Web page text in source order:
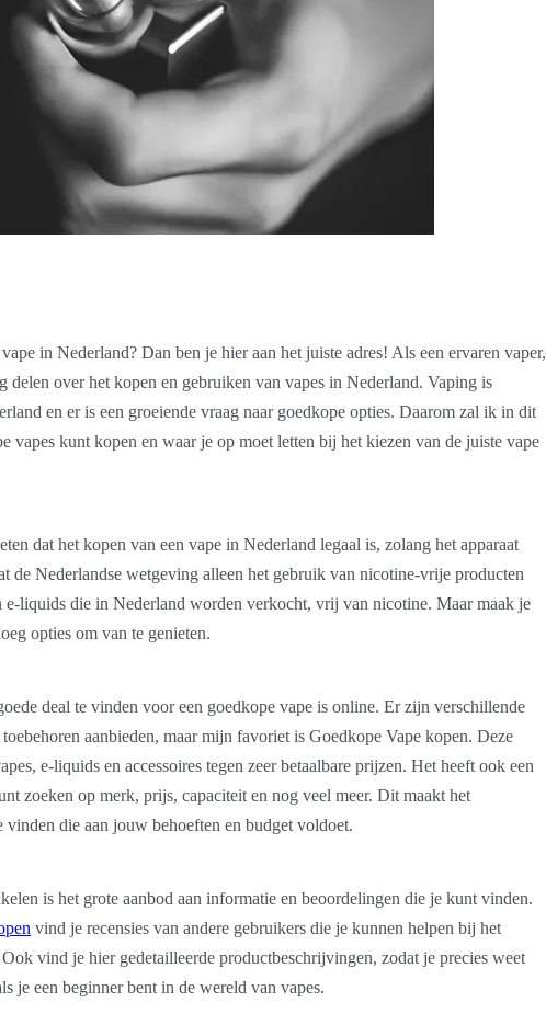
in Nederland? Dan ben je hier aan het juiste adres! Als een ervaren vaper,
over het kopen en gebruiken van vapes in Nederland. Vaping is
en er is een groeiende vraag naar goedkope opties. Daarom zal ik in dit
vapes kunt kopen en waar je op moet letten bij het kiezen van de juiste vape
dat het kopen van een vape in Nederland legaal is, zolang het apparaat
de Nederlandse wetgeving alleen het gebruik van nicotine-vrije producten
e-liquids die in Nederland worden verkocht, vrij van nicotine. Maar maak je
opties om van te genieten.
deal te vinden voor een goedkope vape is online. Er zijn verschillende
aanbieden, maar mijn favoriet is Goedkope Vape kopen. Deze
e-liquids en accessoires tegen zeer betaalbare prijzen. Het heeft ook een
zoeken op merk, prijs, capaciteit en nog veel meer. Dit maakt het
die aan jouw behoeften en budget voldoet.
is het grote aanbod aan informatie en beoordelingen die je kunt vinden.
vind je recensies van andere gebruikers die je kunnen helpen bij het
vind je hier gedetailleerde productbeschrijvingen, zodat je precies weet
je een beginner bent in de wereld van vapes.